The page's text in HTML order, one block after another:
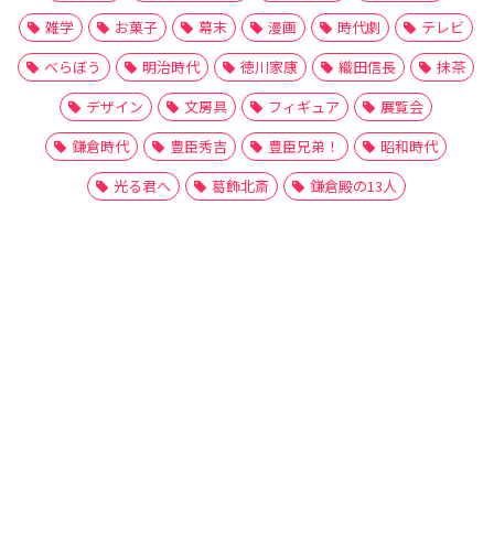
雑学
お菓子 幕末 漫画 時代劇
テレビ
べらぼう
明治時代 徳川家康 織田信長
抹茶
デザイン
文房具 フィギュア
展覧会
鎌倉時代
豊臣秀吉 豊臣兄弟！
昭和時代
光る君へ
葛飾北斎 鎌倉殿の13人